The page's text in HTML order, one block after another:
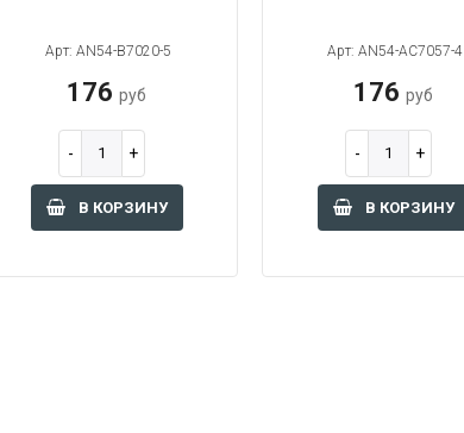
Арт: AN54-B7020-5
176руб
В КОРЗИНУ
Арт: AN54-AC7057-4
176руб
В КОРЗИНУ